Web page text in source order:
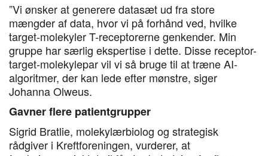
”Vi ønsker at generere datasæt ud fra store
mængder af data, hvor vi på forhånd ved, hvilke
target-molekyler T-receptorerne genkender. Min
gruppe har særlig ekspertise i dette. Disse receptor-
target-molekylepar vil vi så bruge til at træne AI-
algoritmer, der kan lede efter mønstre, siger
Johanna Olweus.
Gavner flere patientgrupper
Sigrid Bratlie, molekylærbiolog og strategisk
rådgiver i Kreftforeningen, vurderer, at